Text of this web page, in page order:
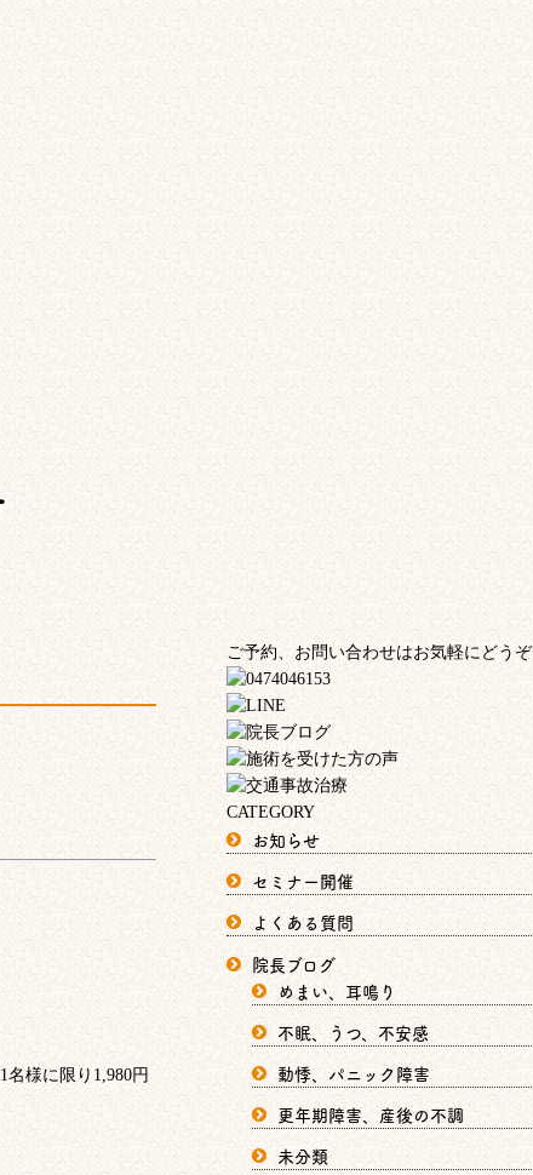
ご予約、お問い合わせはお気軽にどうぞ
CATEGORY
お知らせ
セミナー開催
よくある質問
院長ブログ
めまい、耳鳴り
不眠、うつ、不安感
動悸、パニック障害
更年期障害、産後の不調
未分類